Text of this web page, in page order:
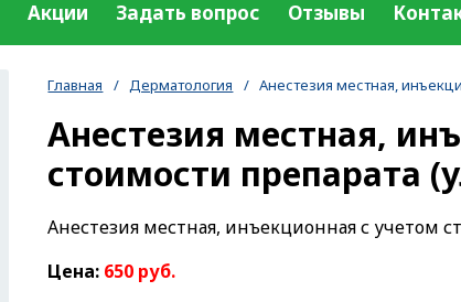
Акции Задать вопрос Отзывы
Главная / Дерматология / Анестезия местная,
Анестезия местная,
стоимости препарата
Анестезия местная, инъекционная с учетом
Цена: 650 руб.